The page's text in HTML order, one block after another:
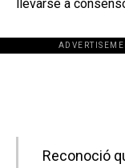
llevarse a
Reconoció